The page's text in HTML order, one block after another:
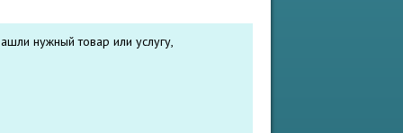
нужный товар или услугу,